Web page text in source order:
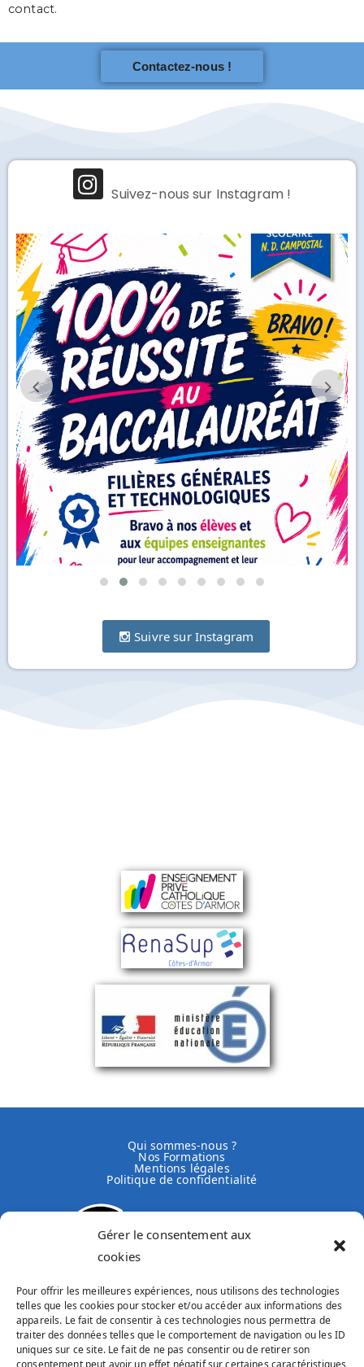
Gérer le consentement aux
cookies
Pour offrir les meilleures expériences, nous utilisons des technologies
telles que les cookies pour stocker et/ou accéder aux informations des
appareils. Le fait de consentir à ces technologies nous permettra de
traiter des données telles que le comportement de navigation ou les ID
uniques sur ce site. Le fait de ne pas consentir ou de retirer son
consentement peut avoir un effet négatif sur certaines caractéristiques
contact.
Contactez-nous !
Suivez-nous sur Instagram !
Suivre sur Instagram
Qui sommes-nous ?
Nos Formations
Mentions légales
Politique de confidentialité
Collège-Lycée
Enseignement Général et Technologique,
DEME, Filière ST2S